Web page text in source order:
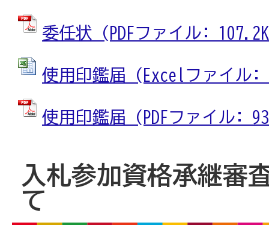
委任状 (PDFファイル:
使用印鑑届 (Excelファイル:
使用印鑑届 (PDFファイル:
入札参加資格承継審
て